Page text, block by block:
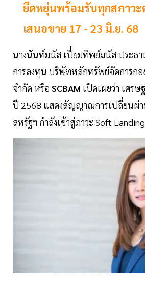
ยืดหยุ่นพร้อมรับทุกสภาว
เสนอขาย 17 - 23 มิ.ย. 68
นางนันท์มนัส เปี่ยมทิพย์มนัส ประธา
การลงทุน บริษัทหลักทรัพย์จัดการก
จำกัด หรือ SCBAM เปิดเผยว่า เศรษ
ปี 2568 แสดงสัญญาณการเปลี่ยนผ่
สหรัฐฯ กำลังเข้าสู่ภาวะ Soft